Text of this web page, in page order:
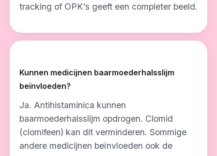
tracking of OPK's geeft een completer beeld.
Kunnen medicijnen baarmoederhalsslijm
beïnvloeden?
Ja. Antihistaminica kunnen
baarmoederhalsslijm opdrogen. Clomid
(clomifeen) kan dit verminderen. Sommige
andere medicijnen beïnvloeden ook de